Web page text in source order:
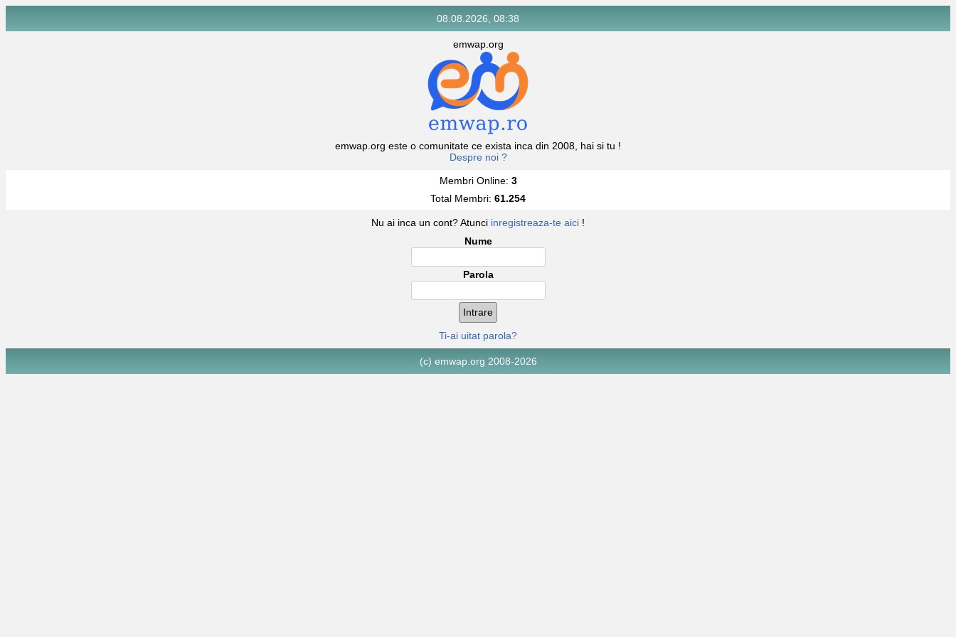
08.08.2026, 08:38
emwap.org
emwap.org este o comunitate ce exista inca din 2008, hai si tu !
Despre noi ?
Membri Online: 3
Total Membri: 61.254
Nu ai inca un cont? Atunci inregistreaza-te aici !
Nume
Parola
Intrare
Ti-ai uitat parola?
(c) emwap.org 2008-2026